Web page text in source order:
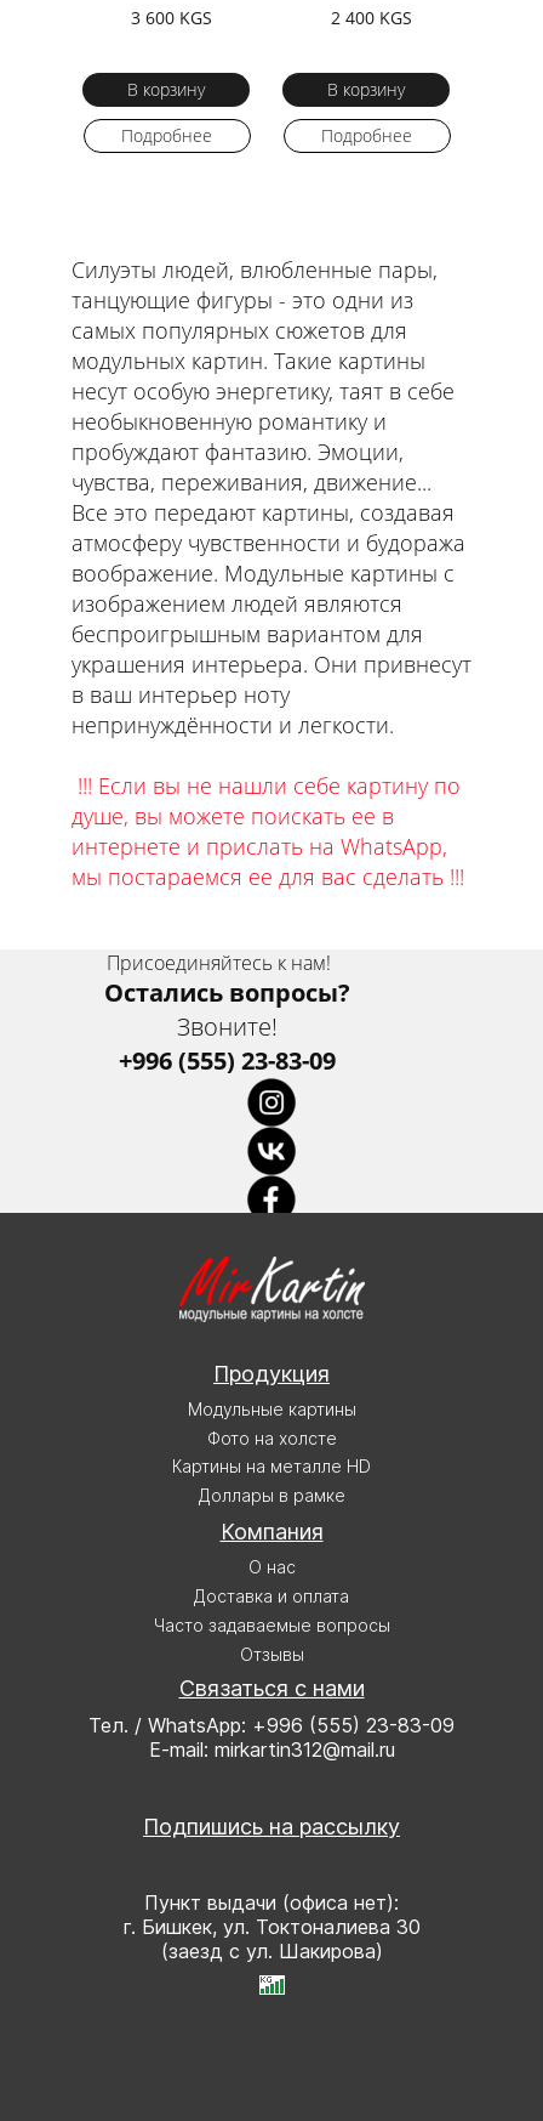
3 600 KGS
В корзину
Подробнее
2 400 KGS
В корзину
Подробнее
Силуэты людей, влюбленные пары,
танцующие фигуры - это одни из
самых популярных сюжетов для
модульных картин. Такие картины
несут особую энергетику, таят в себе
необыкновенную романтику и
пробуждают фантазию. Эмоции,
чувства, переживания, движение...
Все это передают картины, создавая
атмосферу чувственности и будоража
воображение. Модульные картины с
изображением людей являются
беспроигрышным вариантом для
украшения интерьера. Они привнесут
в ваш интерьер ноту
непринуждённости и легкости.
!!! Если вы не нашли себе картину по
душе, вы можете поискать ее в
интернете и прислать на WhatsApp,
мы постараемся ее для вас сделать !!!
Присоединяйтесь к нам!
Остались вопросы?
Звоните!
+996 (555) 23-83-09
Продукция
Модульные картины
Фото на холсте
Картины на металле HD
Доллары в рамке
Компания
О нас
Доставка и оплата
Часто задаваемые вопросы
Отзывы
Связаться с нами
Тел. / WhatsApp: +996 (555) 23-83-09
E-mail: mirkartin312@mail.ru
Подпишись на рассылку
Пункт выдачи (офиса нет):
г. Бишкек, ул. Токтоналиева 30
(заезд с ул. Шакирова)